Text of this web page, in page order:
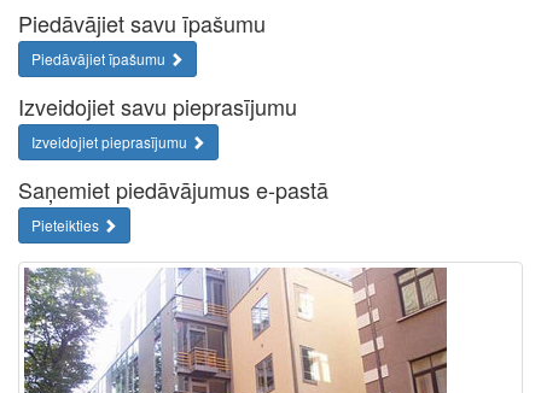
Piedāvājiet savu īpašumu
Piedāvājiet īpašumu
Izveidojiet savu pieprasījumu
Izveidojiet pieprasījumu
Saņemiet piedāvājumus e-pastā
Pieteikties